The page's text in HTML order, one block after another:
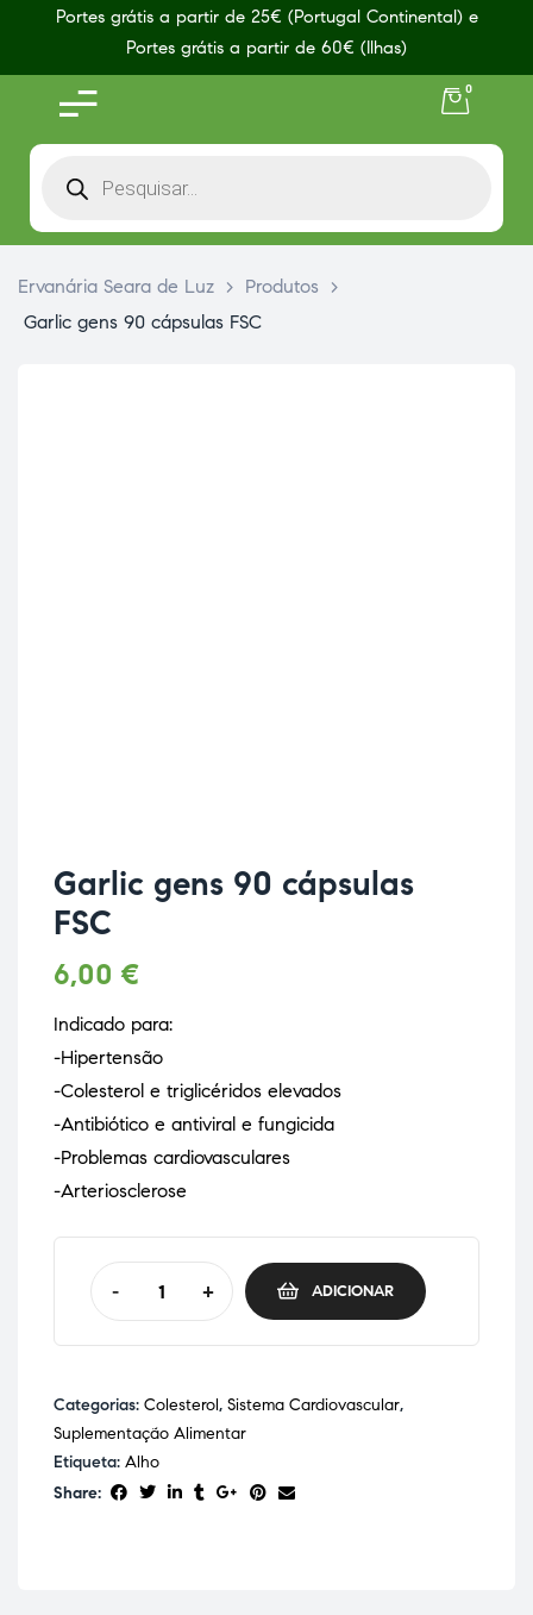
Portes grátis a partir de 25€ (Portugal Continental) e
Portes grátis a partir de 60€ (Ilhas)
0
Ervanária Seara de Luz > Produtos
>
Garlic gens 90 cápsulas FSC
Garlic gens 90 cápsulas
FSC
6,00 €
Indicado para:
-Hipertensão
-Colesterol e triglicéridos elevados
-Antibiótico e antiviral e fungicida
-Problemas cardiovasculares
-Arteriosclerose
- + ADICIONAR
Categorias: Colesterol, Sistema Cardiovascular,
Suplementação Alimentar
Etiqueta: Alho
Share: